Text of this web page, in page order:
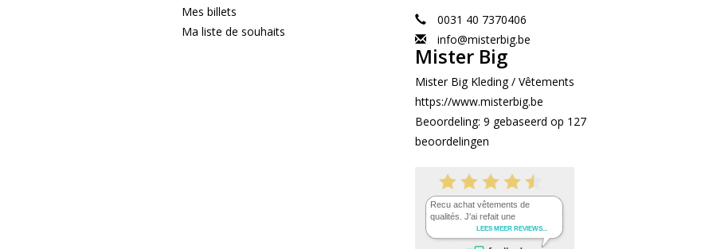
Mes billets
Ma liste de souhaits
0031 40 7370406
info@misterbig.be
Mister Big
Mister Big Kleding / Vêtements
https://www.misterbig.be
Beoordeling: 9 gebaseerd op 127
beoordelingen